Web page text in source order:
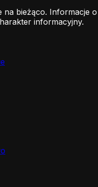
na bieżąco. Informacje o
informacyjny.